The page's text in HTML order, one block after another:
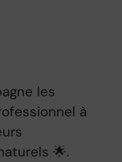
les
à
🌟.